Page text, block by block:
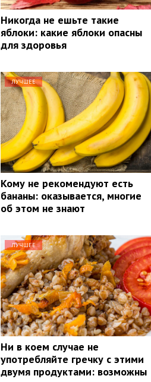
Никогда не ешьте такие
яблоки: какие яблоки опасны
для здоровья
ЛУЧШЕЕ
Кому не рекомендуют есть
бананы: оказывается, многие
об этом не знают
ЛУЧШЕЕ
Ни в коем случае не
употребляйте гречку с этими
двумя продуктами: возможны